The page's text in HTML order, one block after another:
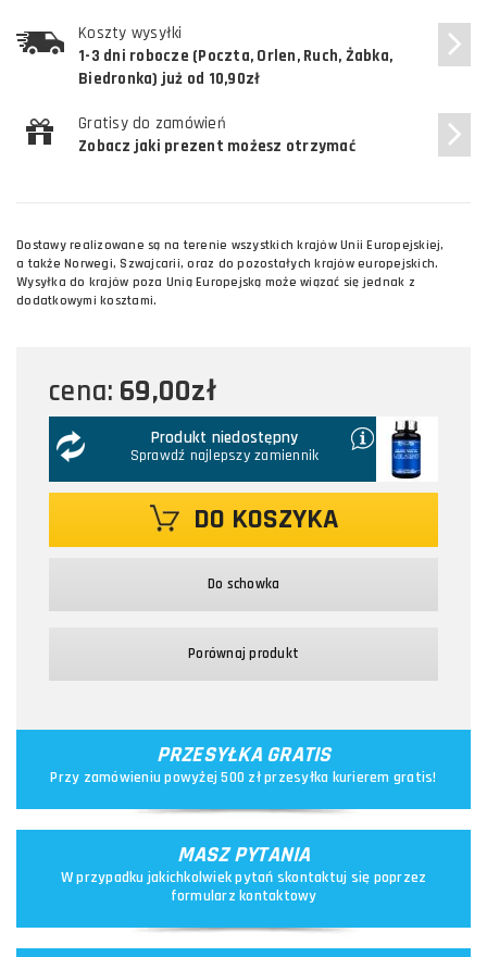
Koszty wysyłki
1-3 dni robocze (Poczta, Orlen, Ruch, Żabka,
Biedronka) już od 10,90zł
Gratisy do zamówień
Zobacz jaki prezent możesz otrzymać
Dostawy realizowane są na terenie wszystkich krajów Unii Europejskiej,
a także Norwegi, Szwajcarii, oraz do pozostałych krajów europejskich.
Wysyłka do krajów poza Unią Europejską może wiązać się jednak z
dodatkowymi kosztami.
cena: 69,00zł
Produkt niedostępny
Sprawdź najlepszy zamiennik
DO KOSZYKA
Do schowka
Porównaj produkt
PRZESYŁKA GRATIS
Przy zamówieniu powyżej 500 zł przesyłka kurierem gratis!
MASZ PYTANIA
W przypadku jakichkolwiek pytań skontaktuj się poprzez
formularz kontaktowy